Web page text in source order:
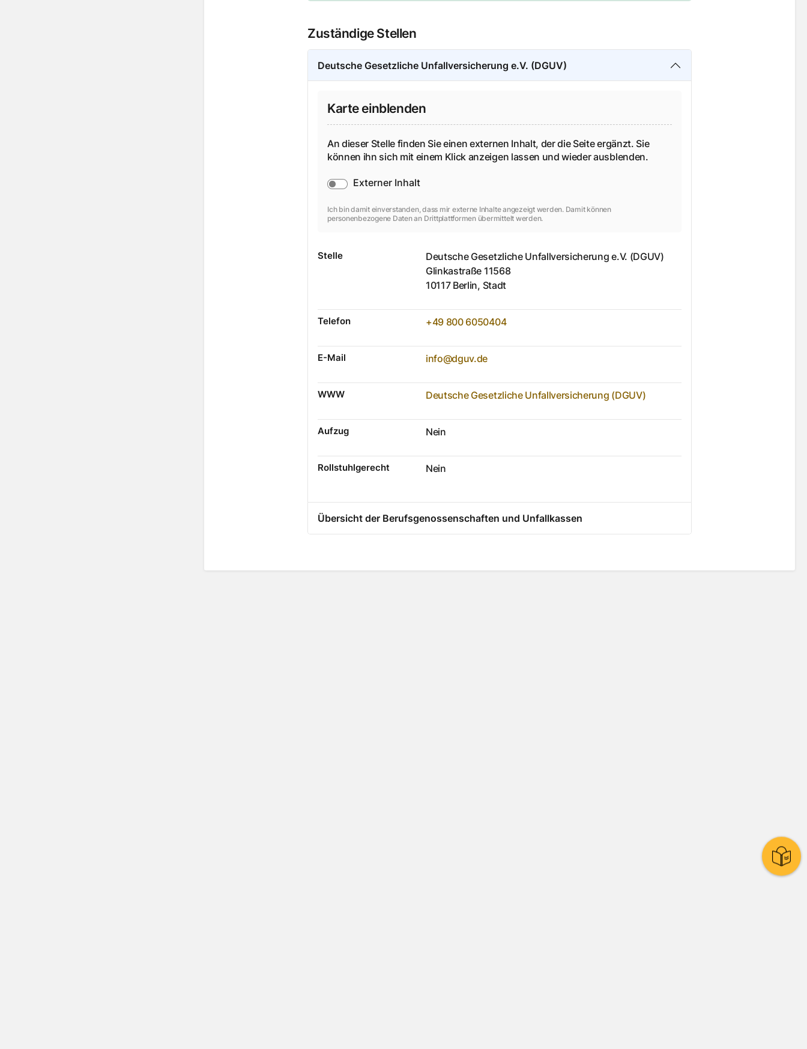
Zuständige Stellen
Deutsche Gesetzliche Unfallversicherung e.V. (DGUV)
Karte einblenden
An dieser Stelle finden Sie einen externen Inhalt, der die Seite ergänzt. Sie
können ihn sich mit einem Klick anzeigen lassen und wieder ausblenden.
Externer Inhalt
Ich bin damit einverstanden, dass mir externe Inhalte angezeigt werden. Damit können
personenbezogene Daten an Drittplattformen übermittelt werden.
Stelle
Deutsche Gesetzliche Unfallversicherung e.V. (DGUV)
Glinkastraße 11568
10117 Berlin, Stadt
Telefon +49 800 6050404
E-Mail info@dguv.de
WWW Deutsche Gesetzliche Unfallversicherung (DGUV)
Aufzug Nein
Rollstuhlgerecht Nein
Übersicht der Berufsgenossenschaften und Unfallkassen